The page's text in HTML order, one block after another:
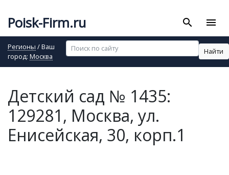
Poisk-Firm.ru search menu
Регионы / Ваш
город: Москва
Найти
Детский сад № 1435:
129281, Москва, ул.
Енисейская, 30, корп.1